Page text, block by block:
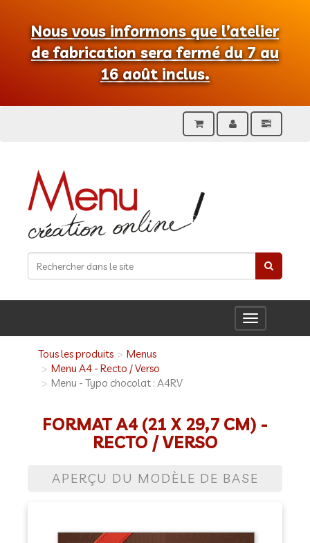
Nous vous informons que l’atelier
de fabrication sera fermé du 7 au
16 août inclus.
Toggle
navigation
Tous les produits
Menus
Menu A4 - Recto / Verso
Menu - Typo chocolat : A4RV
FORMAT A4 (21 X 29,7 CM) -
RECTO / VERSO
APERÇU DU MODÈLE DE BASE